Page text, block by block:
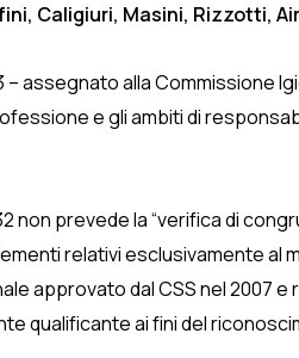
Caligiuri, Masini, Rizzotti,
assegnato alla Commissione
e gli ambiti di
non prevede la “verifica di
relativi esclusivamente
approvato dal CSS nel 2007 e
qualificante ai fini del